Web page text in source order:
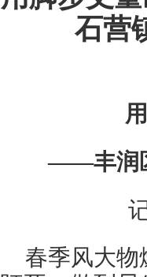
石营
——丰润
春季风大